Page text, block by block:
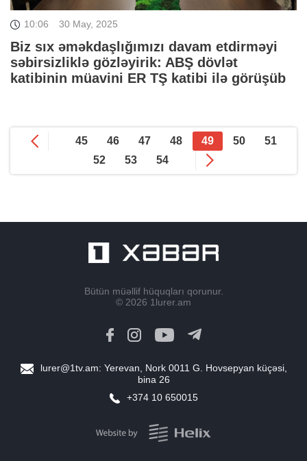
10:06 30 May, 2025
Biz sıx əməkdaşlığımızı davam etdirməyi
səbirsizliklə gözləyirik: ABŞ dövlət
katibinin müavini ER TŞ katibi ilə görüşüb
45 46 47 48 49 50
51
52
53 54
Bütün müəllif hüquqları qorunur.
© 2026 1lurer.am
lurer@1tv.am: Yerevan, Nork 0011 G. Hovsepyan küçəsi,
bina 26
+374 10 650015